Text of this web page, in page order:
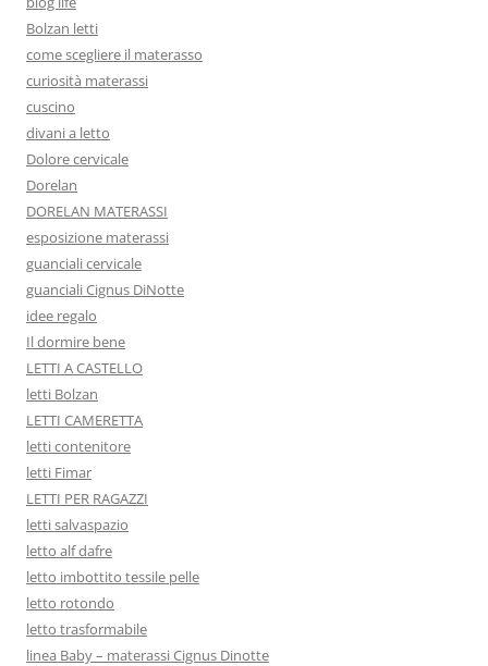
Bolzan letti
come scegliere il materasso
curiosità materassi
cuscino
divani a letto
Dolore cervicale
Dorelan
DORELAN MATERASSI
esposizione materassi
guanciali cervicale
guanciali Cignus DiNotte
idee regalo
Il dormire bene
LETTI A CASTELLO
letti Bolzan
LETTI CAMERETTA
letti contenitore
letti Fimar
LETTI PER RAGAZZI
letti salvaspazio
letto alf dafre
letto imbottito tessile pelle
letto rotondo
letto trasformabile
linea Baby – materassi Cignus Dinotte